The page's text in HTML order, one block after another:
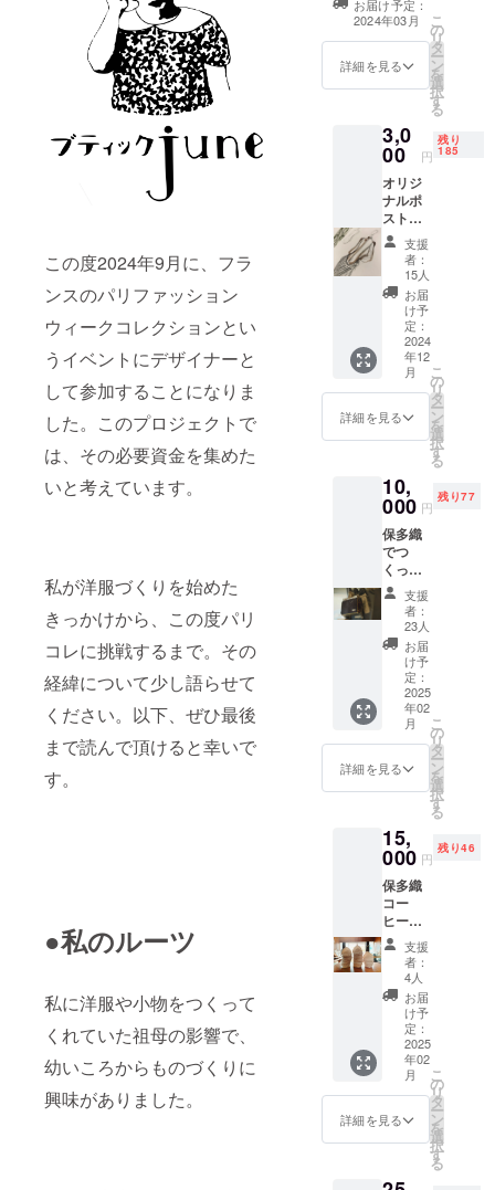
この度2024年9月に、フラ
ンスのパリファッション
ウィークコレクションとい
うイベントにデザイナーと
して参加することになりま
した。このプロジェクトで
は、その必要資金を集めた
いと考えています。
私が洋服づくりを始めた
きっかけから、この度パリ
コレに挑戦するまで。その
経緯について少し語らせて
ください。以下、ぜひ最後
まで読んで頂けると幸いで
す。
●私のルーツ
私に洋服や小物をつくって
くれていた祖母の影響で、
幼いころからものづくりに
興味がありました。
す！） ※下の
「お支払い内
容」からリター
ン金額変更が可
お届け予定：
2024年03月
詳細を見る
こ
の
リ
タ
ー
ン
を
選
択
す
る
3,0
00 円
残り
185
オリジ
ナルポ
スト
カード
でのお
礼メッ
セージ
ポスト
カード
のデザ
インは
とどい
てから
のお楽
しみで
す！
支援
者：
15人
お届
け予
定：
2024
年12
月
詳細を見る
こ
の
リ
タ
ー
ン
を
選
択
す
る
10,
000 円
残り77
保多織
でつ
くった
ハンカ
チセッ
ト（2枚
入り）
お色は
寒色系
か暖色
系のど
ちらか
お選び
いただ
けま
す。 サ
W45m
m
H45mm
※写真は
生地見
本で
す。
支援
者：
23人
お届
け予
定：
2025
年02
月
詳細を見る
こ
の
リ
タ
ー
ン
を
選
択
す
る
15,
000 円
残り46
保多織
コー
ヒー
フィル
ター1枚
(枠付)
サイズ
／ 枠を
通す円
周 約
31cm
深さ
約12cm
一回の
抽出で
4〜5杯
す。 約
支援
者：
4人
お届
け予
定：
2025
年02
月
詳細を見る
こ
の
リ
タ
ー
ン
を
選
択
す
る